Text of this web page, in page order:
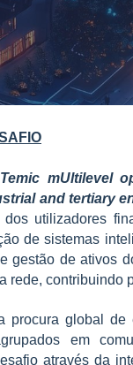
mUltilevel
and tertiary
utilizadores
de sistemas
gestão de ativos
rede, contribuindo
procura global
em
através da